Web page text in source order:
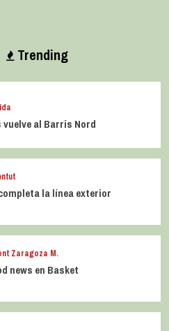
Trending
vuelve al Barris Nord
la línea exterior
Zaragoza M.
news en Basket